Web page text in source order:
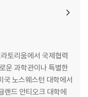
토리움에서 국제협력
운 과학관이나 특별한
국 노스웨스턴 대학에서
랜드 안티오크 대학에